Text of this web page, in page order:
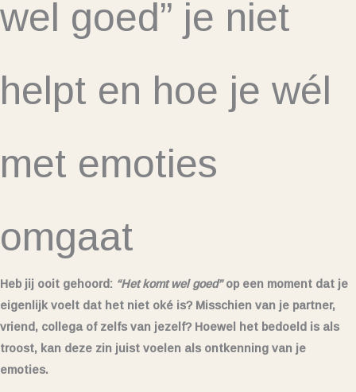
wel goed” je niet
helpt en hoe je wél
met emoties
omgaat
Heb jij ooit gehoord: “Het komt wel goed”op een moment dat je
eigenlijk voelt dat het niet oké is? Misschien van je partner,
vriend, collega of zelfs van jezelf? Hoewel het bedoeld is als
troost, kan deze zin juist voelen als ontkenning van je
emoties.